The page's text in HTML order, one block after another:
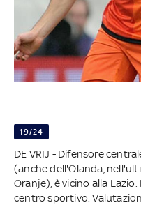
19/24
DE VRIJ - Difensore
(anche dell'Olanda,
Oranje), è vicino alla
centro sportivo.